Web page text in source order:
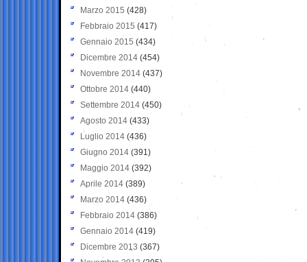
Marzo 2015 (428)
Febbraio 2015 (417)
Gennaio 2015 (434)
Dicembre 2014 (454)
Novembre 2014 (437)
Ottobre 2014 (440)
Settembre 2014 (450)
Agosto 2014 (433)
Luglio 2014 (436)
Giugno 2014 (391)
Maggio 2014 (392)
Aprile 2014 (389)
Marzo 2014 (436)
Febbraio 2014 (386)
Gennaio 2014 (419)
Dicembre 2013 (367)